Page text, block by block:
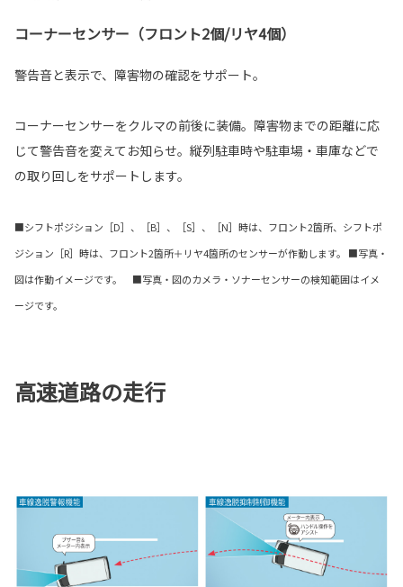
コーナーセンサー（フロント2個/リヤ4個）
警告音と表示で、障害物の確認をサポート。
コーナーセンサーをクルマの前後に装備。障害物までの距離に応
じて警告音を変えてお知らせ。縦列駐車時や駐車場・車庫などで
の取り回しをサポートします。
■シフトポジション［D］、［B］、［S］、［N］時は、フロント2箇所、シフトポ
ジション［R］時は、フロント2箇所＋リヤ4箇所のセンサーが作動します。 ■写真・
図は作動イメージです。 ■写真・図のカメラ・ソナーセンサーの検知範囲はイメ
ージです。
高速道路の走行